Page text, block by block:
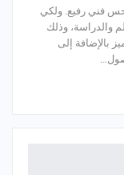
فني رفيع. ولكي
والدراسة، وذلك
بالإضافة إلى